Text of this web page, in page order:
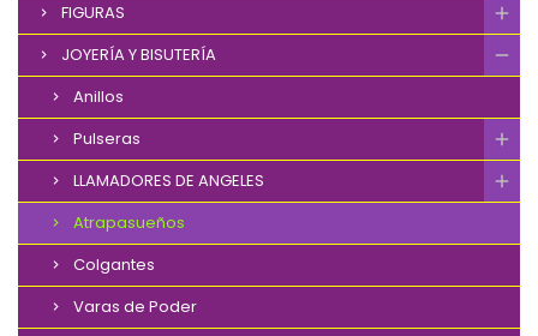
FIGURAS
JOYERÍA Y BISUTERÍA
Anillos
Pulseras
LLAMADORES DE ANGELES
Atrapasueños
Colgantes
Varas de Poder